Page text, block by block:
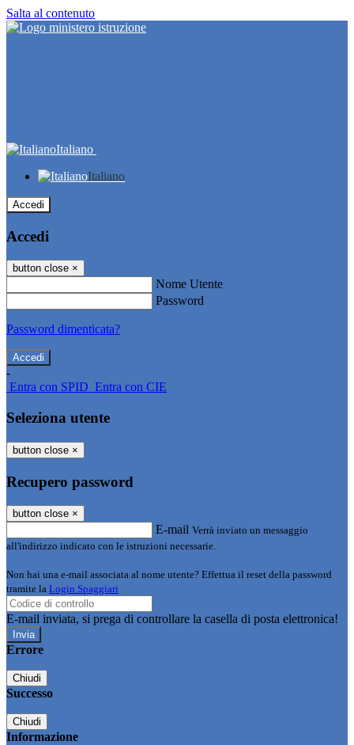
Salta al contenuto
Italiano
Italiano
Accedi
Accedi
button close ×
Nome Utente
Password
Password dimenticata?
-
Entra con SPID Entra con CIE
Seleziona utente
button close ×
Recupero password
button close ×
E-mail Verrà inviato un messaggio
all'indirizzo indicato con le istruzioni necessarie.
Non hai una e-mail associata al nome utente? Effettua il reset della password
tramite la Login Spaggiari
E-mail inviata, si prega di controllare la casella di posta elettronica!
Errore
Chiudi
Successo
Chiudi
Informazione